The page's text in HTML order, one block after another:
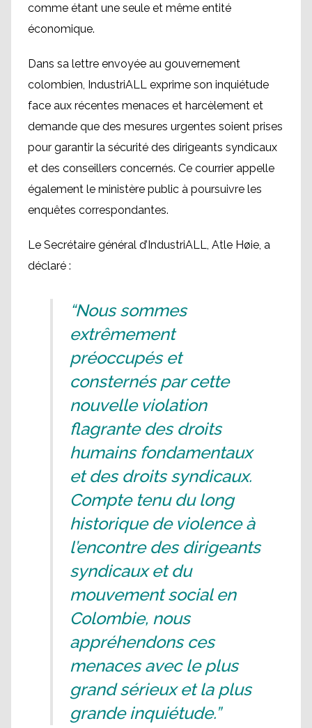
comme étant une seule et même entité
économique.
Dans sa lettre envoyée au gouvernement
colombien, IndustriALL exprime son inquiétude
face aux récentes menaces et harcèlement et
demande que des mesures urgentes soient prises
pour garantir la sécurité des dirigeants syndicaux
et des conseillers concernés. Ce courrier appelle
également le ministère public à poursuivre les
enquêtes correspondantes.
Le Secrétaire général d’IndustriALL, Atle Høie, a
déclaré :
“Nous sommes
extrêmement
préoccupés et
consternés par cette
nouvelle violation
flagrante des droits
humains fondamentaux
et des droits syndicaux.
Compte tenu du long
historique de violence à
l’encontre des dirigeants
syndicaux et du
mouvement social en
Colombie, nous
appréhendons ces
menaces avec le plus
grand sérieux et la plus
grande inquiétude.”